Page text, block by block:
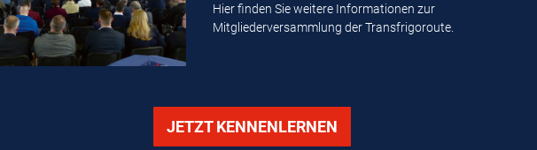
Hier finden Sie weitere Informationen zur
Mitgliederversammlung der Transfrigoroute.
JETZT KENNENLERNEN